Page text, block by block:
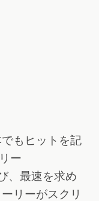
もヒットを記
ー
、最速を求め
リーがスクリ